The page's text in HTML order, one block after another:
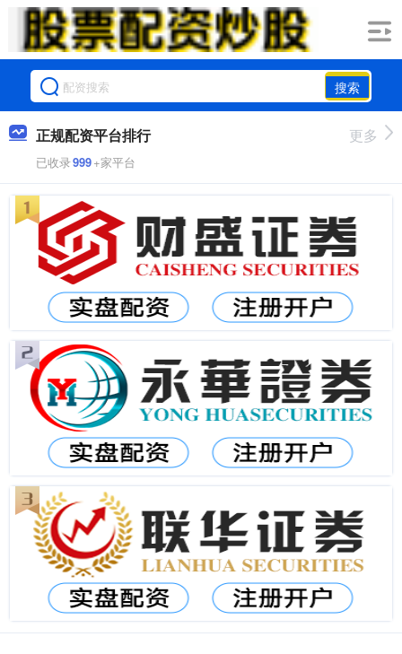
搜索
正规配资平台排行
已收录999+家平台
更多